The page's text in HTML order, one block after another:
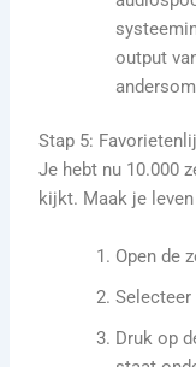
output
Stap 5:
Je hebt nu 10.000
kijkt. Maak je
Open de
Druk op